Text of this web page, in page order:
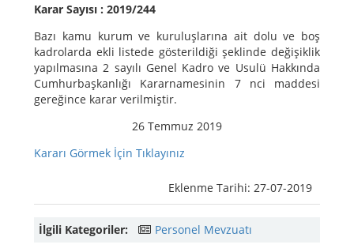
Karar Sayısı : 2019/244
Bazı kamu kurum ve kuruluşlarına ait dolu ve boş
kadrolarda ekli listede gösterildiği şeklinde değişiklik
yapılmasına 2 sayılı Genel Kadro ve Usulü Hakkında
Cumhurbaşkanlığı Kararnamesinin 7 nci maddesi
gereğince karar verilmiştir.
26 Temmuz 2019
Kararı Görmek İçin Tıklayınız
Eklenme Tarihi: 27-07-2019
İlgili Kategoriler: Personel Mevzuatı